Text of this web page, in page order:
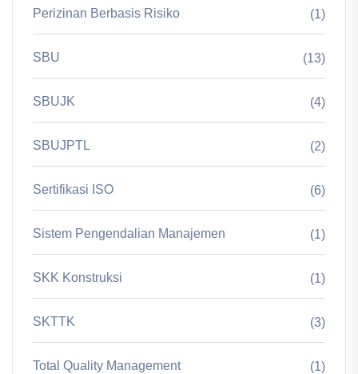
Perizinan Berbasis Risiko (1)
SBU (13)
SBUJK (4)
SBUJPTL (2)
Sertifikasi ISO (6)
Sistem Pengendalian Manajemen (1)
SKK Konstruksi (1)
SKTTK (3)
Total Quality Management (1)